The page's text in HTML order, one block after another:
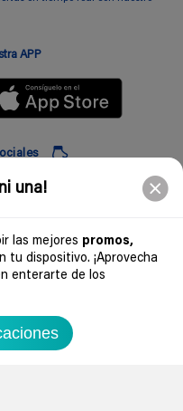
una!
las mejores promos,
tu dispositivo. ¡Aprovecha
enterarte de los
APP
de privacidad y doy mi
mi e-mail